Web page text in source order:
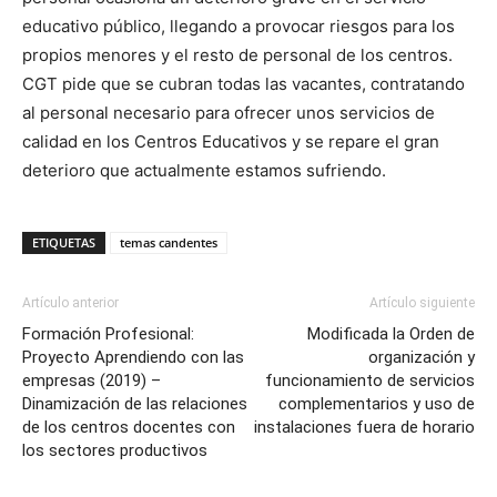
educativo público, llegando a provocar riesgos para los
propios menores y el resto de personal de los centros.
CGT pide que se cubran todas las vacantes, contratando
al personal necesario para ofrecer unos servicios de
calidad en los Centros Educativos y se repare el gran
deterioro que actualmente estamos sufriendo.
ETIQUETAS temas candentes
Artículo anterior
Formación Profesional:
Proyecto Aprendiendo con las
empresas (2019) –
Dinamización de las relaciones
de los centros docentes con
los sectores productivos
Artículo siguiente
Modificada la Orden de
organización y
funcionamiento de servicios
complementarios y uso de
instalaciones fuera de horario